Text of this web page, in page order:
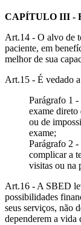
CAPÍTULO III -
Art.14 - O alvo de
paciente, em
melhor de sua
Art.15 - É vedado
Parágrafo 1 -
exame direto
ou de
exame;
Parágrafo 2
complicar a
visitas ou na
Art.16 - A SBED
possibilidades
seus serviços, não
dependerem a vida